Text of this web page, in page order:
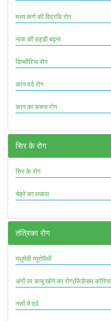
मध्य कर्ण की विद्रधि रोग
नाक की हड्डी बढ़ना
डिप्थीरिया रोग
कान दर्द रोग
कान का बजना रोग
सिर के रोग
सिर के रोग
चेहरे का लकवा
तंत्रिका रोग
मधुमेही न्यूरोपैथी
अंगों पर काबू खोने का रोग(सिडेन्हम
नसों में दर्द